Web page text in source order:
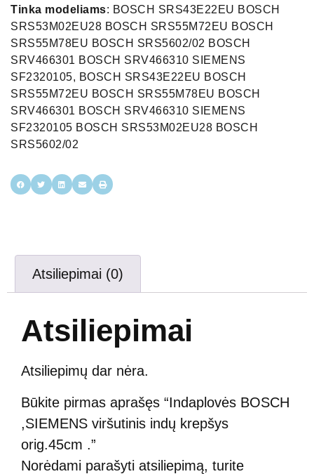
Tinka modeliams: BOSCH SRS43E22EU BOSCH
SRS53M02EU28 BOSCH SRS55M72EU BOSCH
SRS55M78EU BOSCH SRS5602/02 BOSCH
SRV466301 BOSCH SRV466310 SIEMENS
SF2320105, BOSCH SRS43E22EU BOSCH
SRS55M72EU BOSCH SRS55M78EU BOSCH
SRV466301 BOSCH SRV466310 SIEMENS
SF2320105 BOSCH SRS53M02EU28 BOSCH
SRS5602/02
Atsiliepimai (0)
Atsiliepimai
Atsiliepimų dar nėra.
Būkite pirmas aprašęs “Indaplovės BOSCH
,SIEMENS viršutinis indų krepšys
orig.45cm .”
Norėdami parašyti atsiliepimą, turite